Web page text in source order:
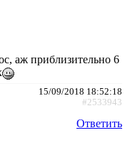
аж приблизительно 6
15/09/2018 18:52:18
#2533943
Ответить